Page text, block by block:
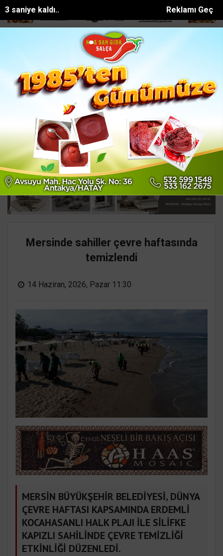
Reklamı Geç
2 saniye kaldı..
Kurumun katılımıyla Hatayda 8 bin 500 h...
Ana Sayfa GÜNDEM
Mersinde sahiller çevre haftasında
temizlendi
14 Haziran, 2026, Pazar 11:30
MERSİN BÜYÜKŞEHİR BELEDİYESİ, DÜNYA
ÇEVRE HAFTASI KAPSAMINDA ERDEMLİ
KOCAHASANLI HALK PLAJI İLE SİLİFKE
KAPIZLI SAHİLİNDE ÇEVRE TEMİZLİĞİ
ETKİNLİĞİ DÜZENLEDİ.